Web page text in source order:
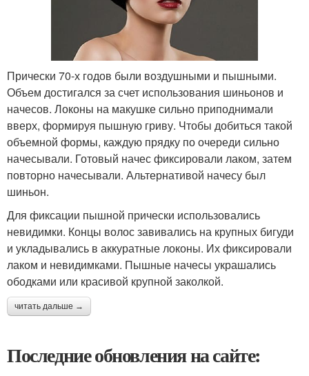
Прически 70-х годов были воздушными и пышными.
Объем достигался за счет использования шиньонов и
начесов. Локоны на макушке сильно приподнимали
вверх, формируя пышную гриву. Чтобы добиться такой
объемной формы, каждую прядку по очереди сильно
начесывали. Готовый начес фиксировали лаком, затем
повторно начесывали. Альтернативой начесу был
шиньон.
Для фиксации пышной прически использовались
невидимки. Концы волос завивались на крупных бигуди
и укладывались в аккуратные локоны. Их фиксировали
лаком и невидимками. Пышные начесы украшались
ободками или красивой крупной заколкой.
читать дальше →
Последние обновления на сайте: